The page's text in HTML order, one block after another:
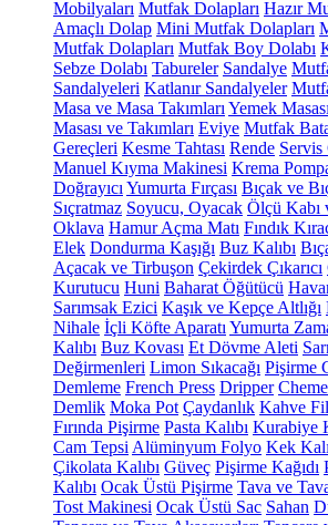
Mobilyaları Mutfak Dolapları Hazır
Amaçlı Dolap Mini Mutfak Dolapları
Mutfak Dolapları Mutfak Boy Dolabı
Sebze Dolabı Tabureler Sandalye
Sandalyeleri Katlanır Sandalyeler
Masa ve Masa Takımları Yemek
Masası ve Takımları Eviye Mutfak
Gereçleri Kesme Tahtası Rende Servis
Manuel Kıyma Makinesi Krema
Doğrayıcı Yumurta Fırçası Bıçak ve
Sıçratmaz Soyucu, Oyacak Ölçü Kabı
Oklava Hamur Açma Matı Fındık
Elek Dondurma Kaşığı Buz Kalıbı
Açacak ve Tirbuşon Çekirdek Çıkarıcı
Kurutucu Huni Baharat Öğütücü
Sarımsak Ezici Kaşık ve Kepçe Altlığı
Nihale İçli Köfte Aparatı Yumurta
Kalıbı Buz Kovası Et Dövme Aleti
Değirmenleri Limon Sıkacağı Pişirme
Demleme French Press Dripper
Demlik Moka Pot Çaydanlık Kahve
Fırında Pişirme Pasta Kalıbı Kurabiye
Cam Tepsi Alüminyum Folyo Kek
Çikolata Kalıbı Güveç Pişirme Kağıdı
Kalıbı Ocak Üstü Pişirme Tava ve
Tost Makinesi Ocak Üstü Sac Sahan